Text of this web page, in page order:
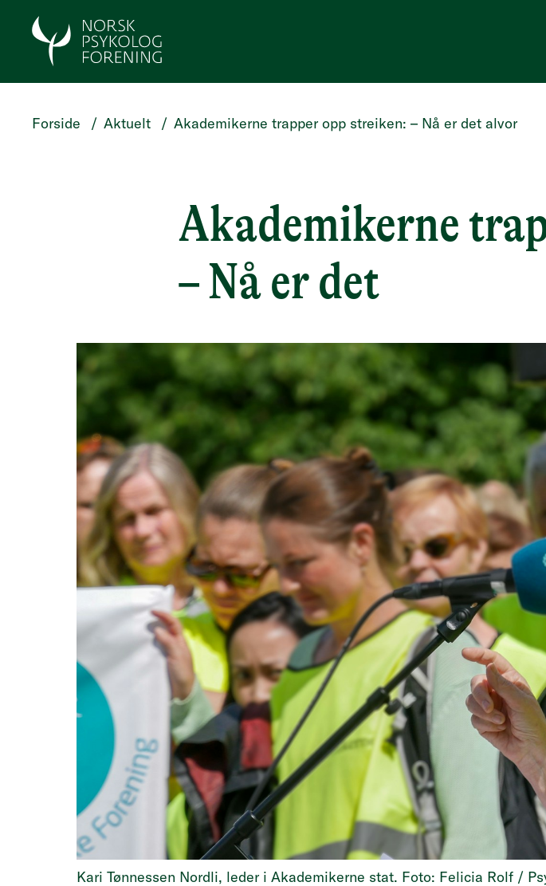
HOPP TIL HOVEDINNHOLD
Forside / Aktuelt / Akademikerne trapper opp streiken: – Nå er det alvor
Akademikerne
– Nå er det
Kari Tønnessen Nordli, leder i Akademikerne stat. Foto: Felicia Rolf /